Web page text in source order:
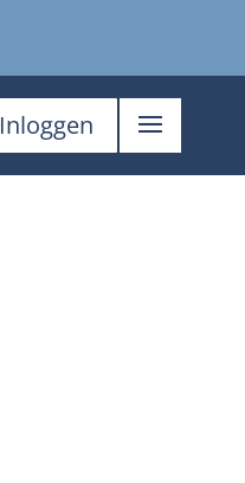
Inloggen